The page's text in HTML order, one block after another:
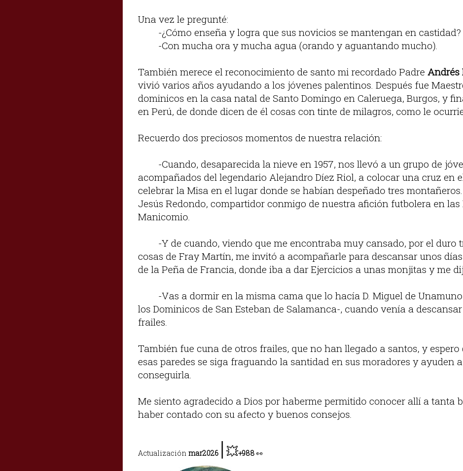
Una vez le pregunté:
-¿Cómo enseña y logra que sus novicios se mantengan en castidad?
-Con mucha ora y mucha agua (orando y aguantando mucho).
También merece el reconocimiento de santo mi recordado Padre Andrés
vivió varios años ayudando a los jóvenes palentinos. Después fue
dominicos en la casa natal de Santo Domingo en Caleruega, Burgos, y
en Perú, de donde dicen de él cosas con tinte de milagros, como le
Recuerdo dos preciosos momentos de nuestra relación:
-Cuando, desaparecida la nieve en 1957, nos llevó a un grupo de
acompañados del legendario Alejandro Díez Riol, a colocar una cruz en
celebrar la Misa en el lugar donde se habían despeñado tres
Jesús Redondo, compartidor conmigo de nuestra afición futbolera en las
Manicomio.
-Y de cuando, viendo que me encontraba muy cansado, por el duro
cosas de Fray Martín, me invitó a acompañarle para descansar unos
de la Peña de Francia, donde iba a dar Ejercicios a unas monjitas y me
-Vas a dormir en la misma cama que lo hacía D. Miguel de
los Dominicos de San Esteban de Salamanca-, cuando venía a
frailes.
También fue cuna de otros frailes, que no han llegado a santos, y espero
esas paredes se siga fraguando la santidad en sus moradores y ayuden
conseguirla.
Me siento agradecido a Dios por haberme permitido conocer allí a tanta
haber contado con su afecto y buenos consejos.
Actualización mar2026 |💥+988👀